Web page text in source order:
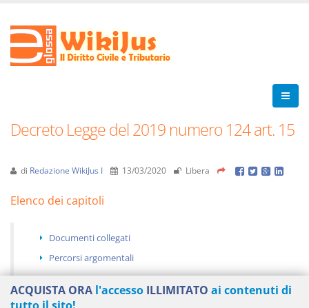
Decreto Legge del 2019 numero 124 art. 15
di Redazione WikiJus I 13/03/2020 Libera
Elenco dei capitoli
Documenti collegati
Percorsi argomentali
ACQUISTA ORA l'accesso ILLIMITATO ai contenuti di